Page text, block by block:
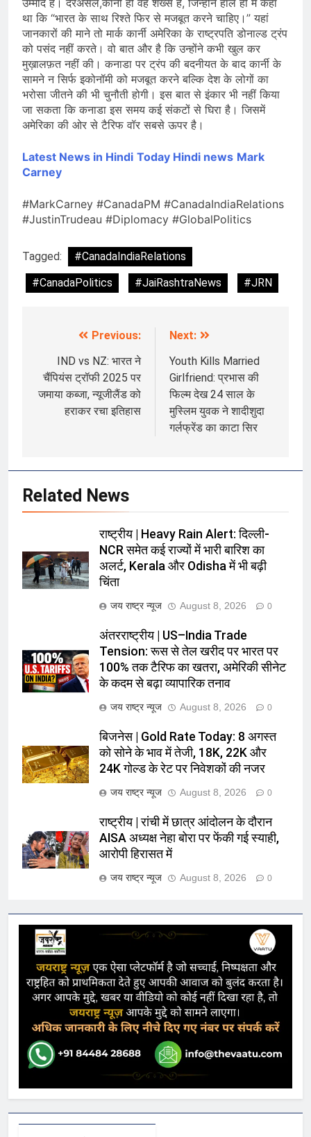
था कि “भारत के साथ रिश्ते फिर से मजबूत करने चाहिए।” यहां
जानकारों की माने तो मार्क कार्नी अमेरिका के राष्ट्रपति डोनाल्ड ट्रंप
को पसंद नहीं करते। वो बात और है कि उन्होंने कभी खुल कर
मुख़ालफ़त नहीं की। कनाडा पर ट्रंप की बदनीयत के बाद कार्नी के
सामने न सिर्फ इकोनॉमी को मजबूत करने बल्कि देश के लोगों का
भरोसा जीतने की भी चुनौती होगी। इस बात से इंकार भी नहीं किया
जा सकता कि कनाडा इस समय कई संकटों से घिरा है। जिसमें
अमेरिका की ओर से टैरिफ वॉर सबसे ऊपर है।
Latest News in Hindi Today Hindi news Mark
Carney
#MarkCarney #CanadaPM #CanadaIndiaRelations
#JustinTrudeau #Diplomacy #GlobalPolitics
Tagged:
#CanadaIndiaRelations
#CanadaPolitics
#JaiRashtraNews #JRN
navigation
Previous:
IND vs NZ: भारत ने
चैंपियंस ट्रॉफी 2025 पर
जमाया कब्जा, न्यूजीलैंड को
हराकर रचा इतिहास
Next:
Youth Kills Married
Girlfriend: प्रभास की
फिल्म देख 24 साल के
मुस्लिम युवक ने शादीशुदा
गर्लफ्रेंड का काटा सिर
Related News
राष्ट्रीय | Heavy Rain Alert: दिल्ली-
NCR समेत कई राज्यों में भारी बारिश का
अलर्ट, Kerala और Odisha में भी बढ़ी
चिंता
जय राष्ट्र न्यूज August 8, 2026 0
अंतरराष्ट्रीय | US–India Trade
Tension: रूस से तेल खरीद पर भारत पर
100% तक टैरिफ का खतरा, अमेरिकी सीनेट
के कदम से बढ़ा व्यापारिक तनाव
जय राष्ट्र न्यूज August 8, 2026 0
बिजनेस | Gold Rate Today: 8 अगस्त
को सोने के भाव में तेजी, 18K, 22K और
24K गोल्ड के रेट पर निवेशकों की नजर
जय राष्ट्र न्यूज August 8, 2026 0
राष्ट्रीय | रांची में छात्र आंदोलन के दौरान
AISA अध्यक्ष नेहा बोरा पर फेंकी गई स्याही,
आरोपी हिरासत में
जय राष्ट्र न्यूज August 8, 2026 0